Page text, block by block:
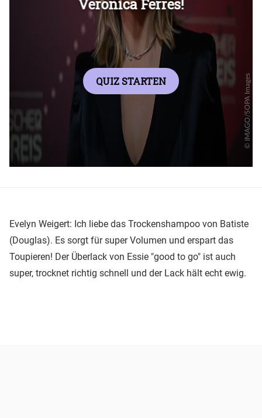
Evelyn Weigert: Ich liebe das Trockenshampoo von Batiste
(Douglas). Es sorgt für super Volumen und erspart das
Toupieren! Der Überlack von Essie "good to go" ist auch
super, trocknet richtig schnell und der Lack hält echt ewig.